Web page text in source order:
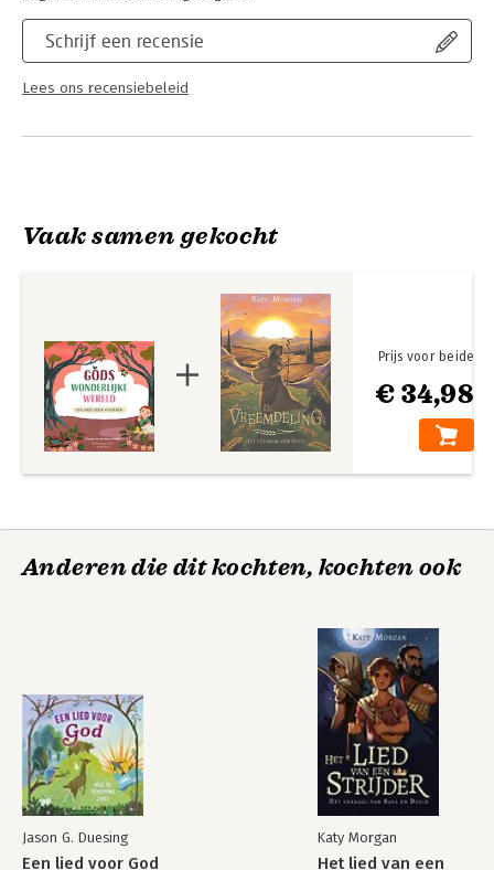
Schrijf een recensie
Lees ons recensiebeleid
Vaak samen gekocht
€ 34,98
Prijs voor beide
Anderen die dit kochten, kochten ook
Jason G. Duesing
Een lied voor God
Katy Morgan
Het lied van een